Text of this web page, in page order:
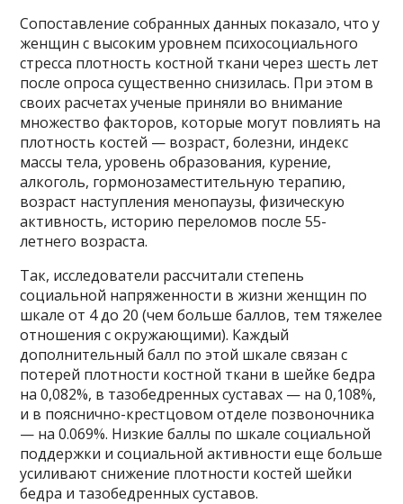
Сопоставление собранных данных показало, что у
женщин с высоким уровнем психосоциального
стресса плотность костной ткани через шесть лет
после опроса существенно снизилась. При этом в
своих расчетах ученые приняли во внимание
множество факторов, которые могут повлиять на
плотность костей — возраст, болезни, индекс
массы тела, уровень образования, курение,
алкоголь, гормонозаместительную терапию,
возраст наступления менопаузы, физическую
активность, историю переломов после 55-
летнего возраста.
Так, исследователи рассчитали степень
социальной напряженности в жизни женщин по
шкале от 4 до 20 (чем больше баллов, тем тяжелее
отношения с окружающими). Каждый
дополнительный балл по этой шкале связан с
потерей плотности костной ткани в шейке бедра
на 0,082%, в тазобедренных суставах — на 0,108%,
и в пояснично-крестцовом отделе позвоночника
— на 0.069%. Низкие баллы по шкале социальной
поддержки и социальной активности еще больше
усиливают снижение плотности костей шейки
бедра и тазобедренных суставов.